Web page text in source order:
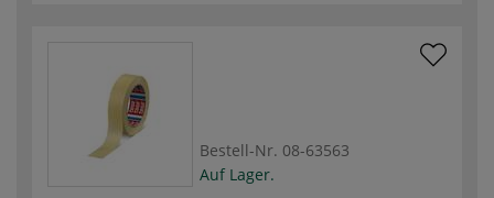
Bestell-Nr. 08-63563
Auf Lager.